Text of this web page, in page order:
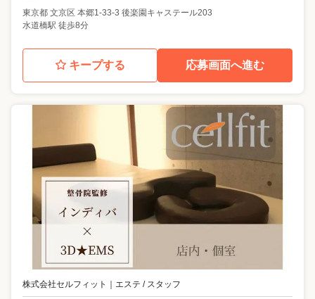
東京都 文京区 本郷1-33-3 後楽園キャステール203
水道橋駅 徒歩8分
キープする 応募画面へ進む
株式会社セルフィット エステ / スタッフ